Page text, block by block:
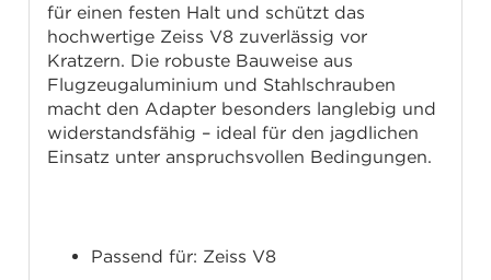
für einen festen Halt und schützt das
hochwertige Zeiss V8 zuverlässig vor
Kratzern. Die robuste Bauweise aus
Flugzeugaluminium und Stahlschrauben
macht den Adapter besonders langlebig und
widerstandsfähig – ideal für den jagdlichen
Einsatz unter anspruchsvollen Bedingungen.
Passend für: Zeiss V8